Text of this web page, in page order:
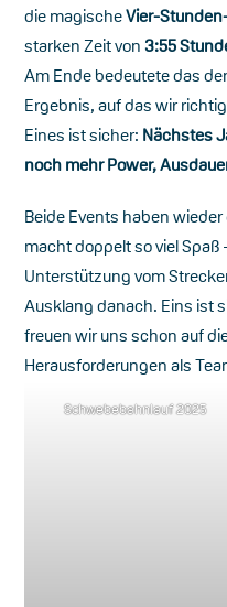
die magischeVier-
starken Zeit von3:55
Am Ende bedeutete das
Ergebnis, auf das wir
Eines ist sicher: Nächstes
noch mehr Power,
Beide Events haben
macht doppelt so viel
Unterstützung vom
Ausklang danach. Eins ist
freuen wir uns schon auf
Herausforderungen als
Schwebebahnlauf 2025